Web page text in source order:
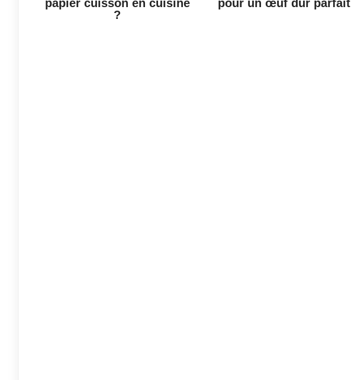
papier cuisson en cuisine
?
pour un œuf dur parfait